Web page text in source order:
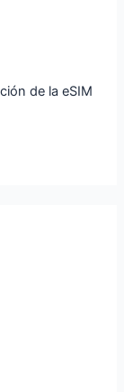
de la eSIM